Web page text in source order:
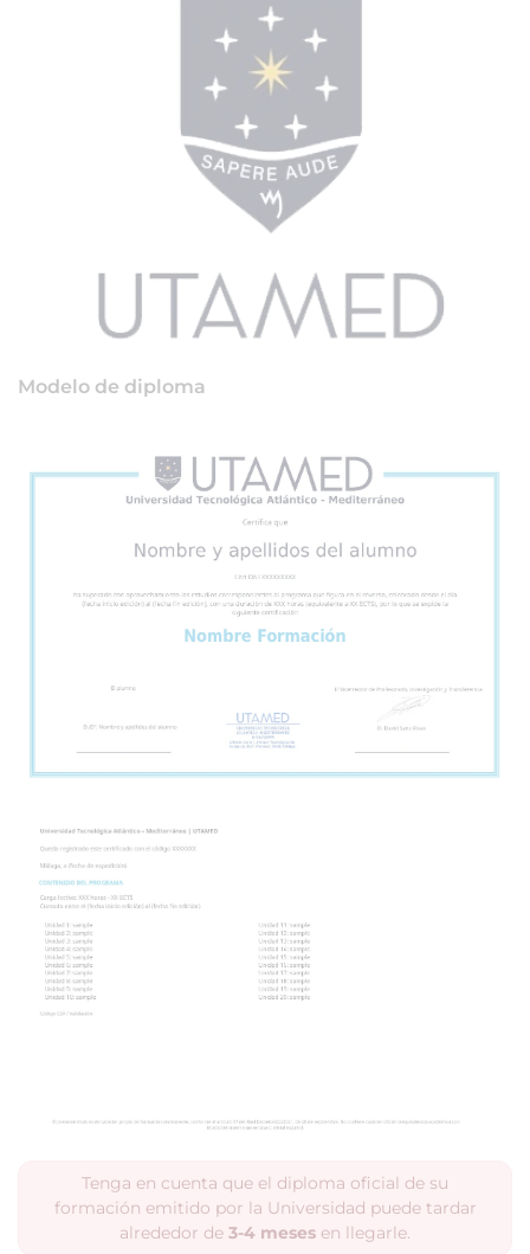
Modelo de diploma
Tenga en cuenta que el diploma oficial de su
formación emitido por la Universidad puede tardar
alrededor de 3-4 meses en llegarle.